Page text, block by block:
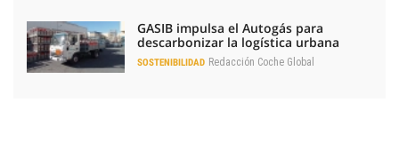
GASIB impulsa el Autogás para
descarbonizar la logística urbana
SOSTENIBILIDAD Redacción Coche Global